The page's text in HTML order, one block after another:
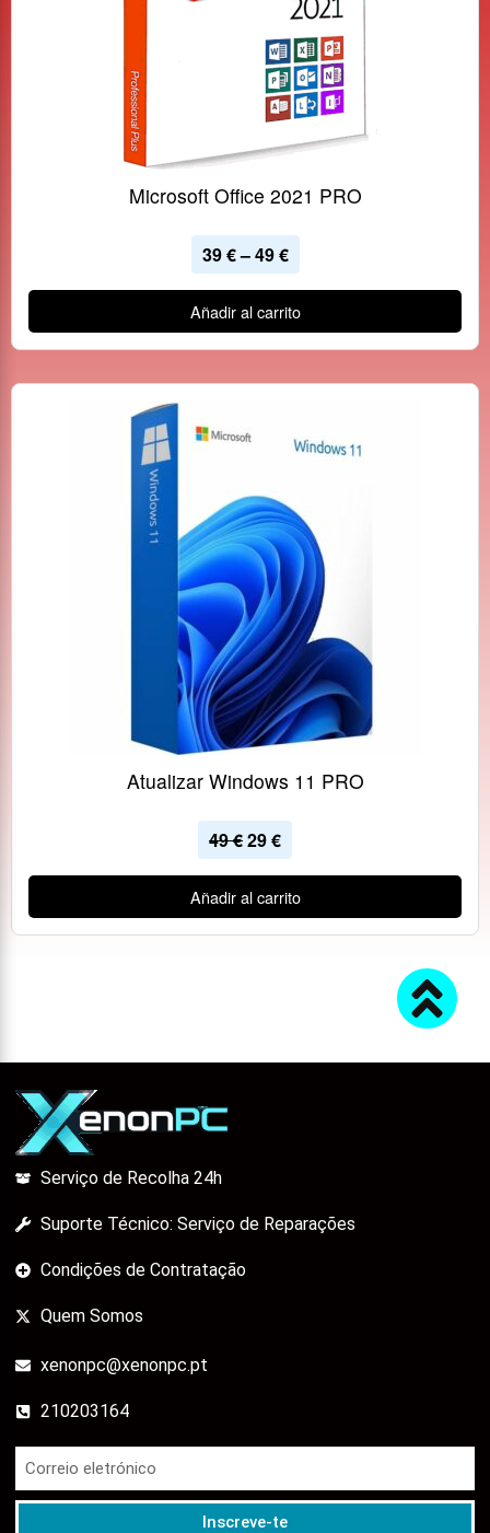
Microsoft Office 2021 PRO
39€–49€
Añadir al carrito
Atualizar Windows 11 PRO
49€29€
Añadir al carrito
Serviço de Recolha 24h
Suporte Técnico: Serviço de Reparações
Condições de Contratação
Quem Somos
xenonpc@xenonpc.pt
210203164
Inscreve-te